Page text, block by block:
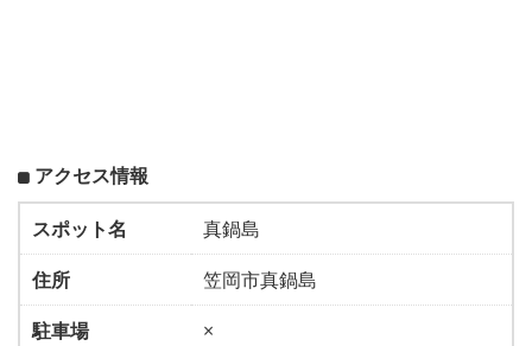
アクセス情報
スポット名
真鍋島
住所
笠岡市真鍋島
駐車場
×